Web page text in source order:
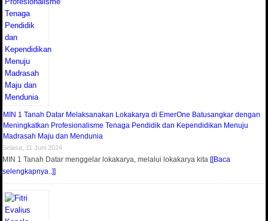
MIN 1 Tanah Datar Melaksanakan Lokakarya di EmerOne Batusangkar dengan
Meningkatkan Profesionalisme Tenaga Pendidik dan Kependidikan Menuju
Madrasah Maju dan Mendunia
Selasa, 11 Juni 2024
MIN 1 Tanah Datar menggelar lokakarya, melalui lokakarya kita[[Baca
selengkapnya..]]